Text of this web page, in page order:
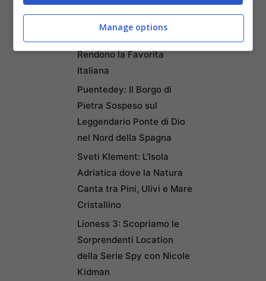
Mondiali per il Workcation
2026: Cultura, Cibo e
Rendono la Favorita
Italiana
Puentedey: Il Borgo di
Pietra Sospeso sul
Leggendario Ponte di Dio
nel Nord della Spagna
Sveti Klement: L’Isola
Adriatica dove la Natura
Canta tra Pini, Ulivi e Mare
Cristallino
Lioness 3: Scopriamo le
Sorprendenti Location
della Serie Spy con Nicole
Kidman
Manage options